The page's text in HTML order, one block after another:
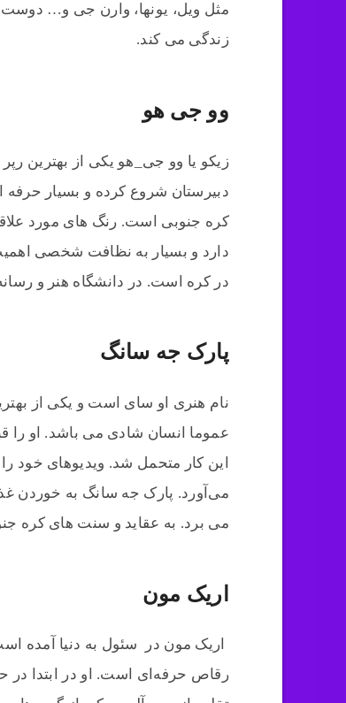
مثل ویل، یونها، وارن جی و…
زندگی می کند.
وو جی هو
زیکو یا وو جی_هو یکی از بهترین
دبیرستان شروع کرده و بسیار حرفه
کره جنوبی است. رنگ های مورد
دارد و بسیار به نظافت شخصی
در کره است. در دانشگاه هنر و
پارک جه سانگ
نام هنری او سای است و یکی از
عموما انسان شادی می باشد. او را
این کار متحمل شد. ویدیوهای خود
می‌آورد. پارک جه سانگ به خوردن
می برد. به عقاید و سنت های کره
اریک مون
اریک مون در سئول به دنیا آمده
رقاص حرفه‌ای است. او در ابتدا در